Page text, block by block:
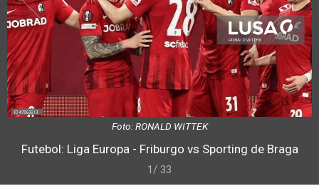
Foto: RONALD WITTEK
Futebol: Liga Europa - Friburgo vs Sporting de Braga
1/ 33